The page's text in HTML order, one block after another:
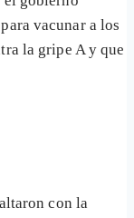
vacunar a los
la gripe A y que
con la